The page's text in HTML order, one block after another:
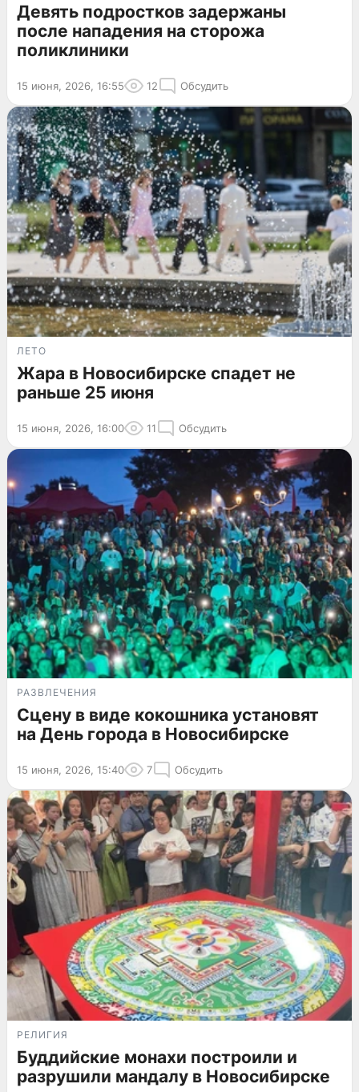
Девять подростков задержаны
после нападения на сторожа
поликлиники
15 июня, 2026, 16:55 12 Обсудить
ЛЕТО
Жара в Новосибирске спадет не
раньше 25 июня
15 июня, 2026, 16:00 11 Обсудить
РАЗВЛЕЧЕНИЯ
Сцену в виде кокошника установят
на День города в Новосибирске
15 июня, 2026, 15:40 7 Обсудить
РЕЛИГИЯ
Буддийские монахи построили и
разрушили мандалу в Новосибирске